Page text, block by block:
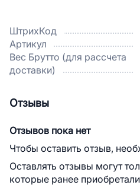
ШтрихКод
Артикул
Вес Брутто (для рассчета
доставки)
Отзывы
Отзывов пока нет
Чтобы оставить отзыв,
Оставлять отзывы могут
которые ранее